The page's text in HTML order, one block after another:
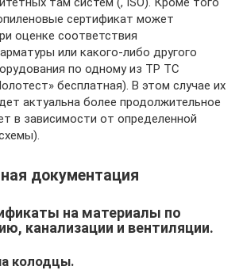
сертификат может
оценке соответствия
или какого-либо другого
по одному из ТР ТС
бесплатная). В этом случае их
актуальна более продолжительное
в зависимости от определенной
документация
на материалы по
канализации и вентиляции.
колодцы.